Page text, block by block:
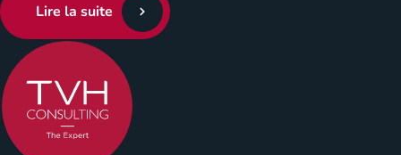
Lire la suite